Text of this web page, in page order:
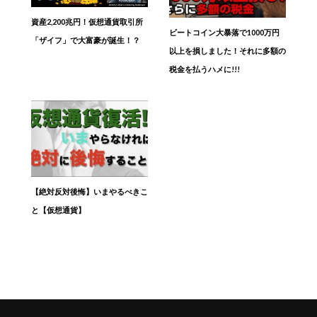
資産2,200兆円！仮想通貨取引所
「ザイフ」で大富豪が誕生！？
ビートコイン大暴落で1000万円
以上を損しました！それに多額の
税金を払うハメに!!!
【絶対反対後悔】いまやるべきこ
と【仮想通貨】